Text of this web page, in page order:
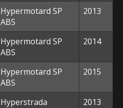
Hypermotard SP
ABS
2013
Hypermotard SP
ABS
2014
Hypermotard SP
ABS
2015
Hyperstrada
2013